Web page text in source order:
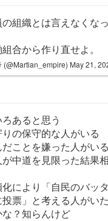
組織とは言えなくな
合から作り直せよ。
May 21,
あると思う
りの保守的な人がいる
だことを嫌った人がいる
が中道を見限った結果
化により「自民のバッ
票」と考える人がいた
？知らんけど